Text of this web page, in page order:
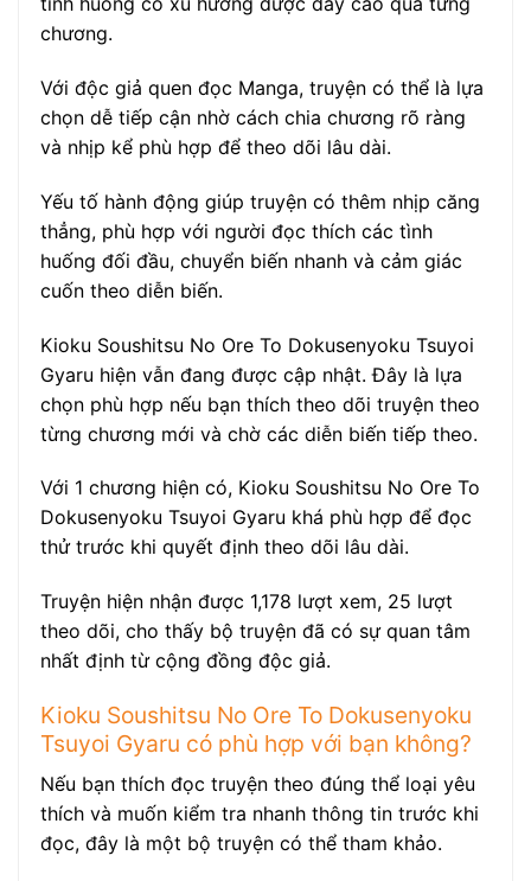
chương.
Với độc giả quen đọc Manga, truyện có thể là lựa
chọn dễ tiếp cận nhờ cách chia chương rõ ràng
và nhịp kể phù hợp để theo dõi lâu dài.
Yếu tố hành động giúp truyện có thêm nhịp căng
thẳng, phù hợp với người đọc thích các tình
huống đối đầu, chuyển biến nhanh và cảm giác
cuốn theo diễn biến.
Kioku Soushitsu No Ore To Dokusenyoku Tsuyoi
Gyaru hiện vẫn đang được cập nhật. Đây là lựa
chọn phù hợp nếu bạn thích theo dõi truyện theo
từng chương mới và chờ các diễn biến tiếp theo.
Với 1 chương hiện có, Kioku Soushitsu No Ore To
Dokusenyoku Tsuyoi Gyaru khá phù hợp để đọc
thử trước khi quyết định theo dõi lâu dài.
Truyện hiện nhận được 1,178 lượt xem, 25 lượt
theo dõi, cho thấy bộ truyện đã có sự quan tâm
nhất định từ cộng đồng độc giả.
Kioku Soushitsu No Ore To Dokusenyoku
Tsuyoi Gyaru có phù hợp với bạn không?
Nếu bạn thích đọc truyện theo đúng thể loại yêu
thích và muốn kiểm tra nhanh thông tin trước khi
đọc, đây là một bộ truyện có thể tham khảo.